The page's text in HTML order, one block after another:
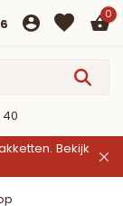
0
Bekijk